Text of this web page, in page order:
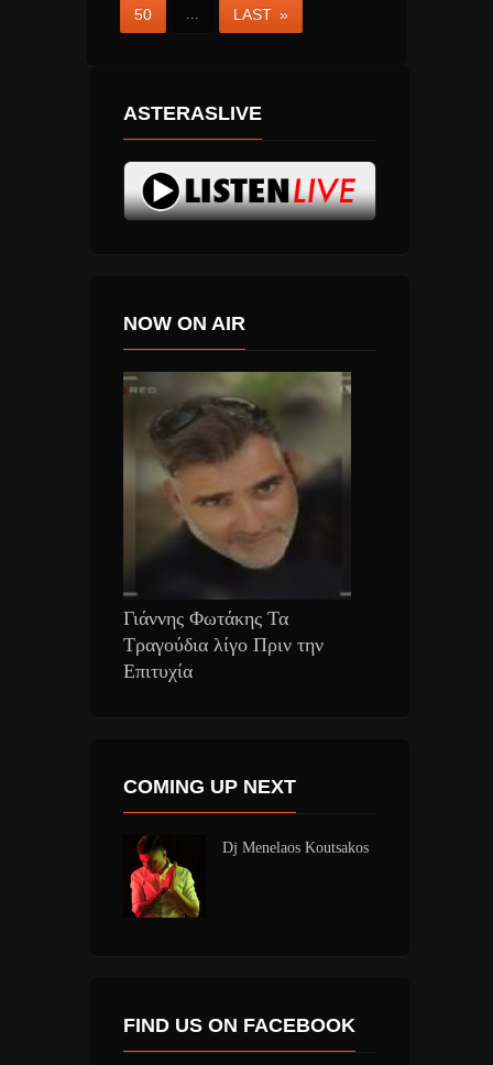
50 ... LAST »
ASTERASLIVE
NOW ON AIR
Γιάννης Φωτάκης Τα
Τραγούδια λίγο Πριν την
Επιτυχία
COMING UP NEXT
Dj Menelaos Koutsakos
FIND US ON FACEBOOK